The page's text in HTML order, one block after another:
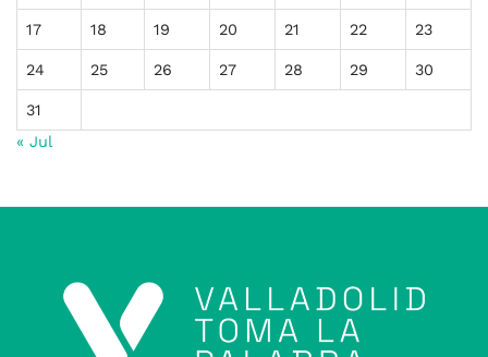
17 18 19 20 21 22 23
24 25 26 27 28 29 30
31
« Jul